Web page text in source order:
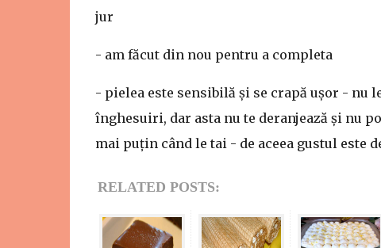
jur
- am făcut din nou pentru a completa
- pielea este sensibilă și se crapă ușor - nu
înghesuiri, dar asta nu te deranjează și nu
mai puțin când le tai - de aceea gustul este
RELATED POSTS: